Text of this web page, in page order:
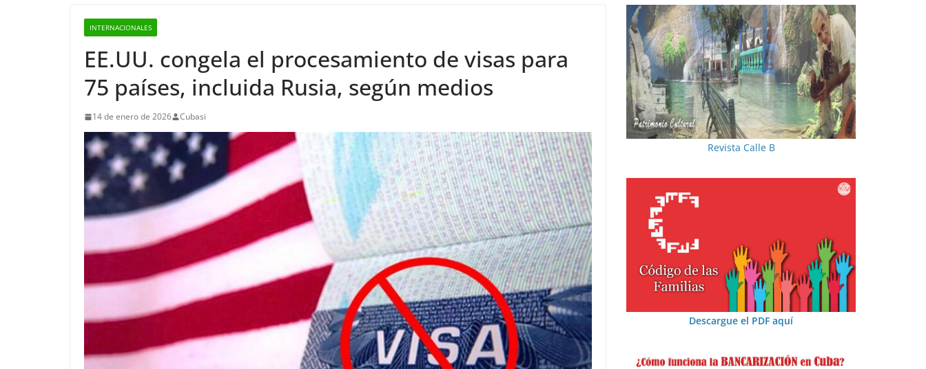
INTERNACIONALES
EE.UU. congela el procesamiento de visas para
75 países, incluida Rusia, según medios
14 de enero de 2026 Cubasi
Revista Calle B
Descargue el PDF aquí